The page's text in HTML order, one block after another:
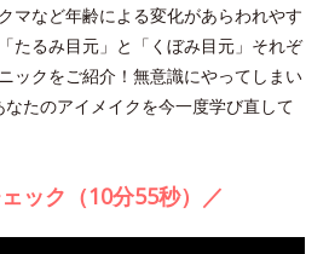
マなど年齢による変化があらわれやす
たるみ目元」と「くぼみ目元」それぞ
ックをご紹介！無意識にやってしまい
たのアイメイクを今一度学び直して
ック（10分55秒）／